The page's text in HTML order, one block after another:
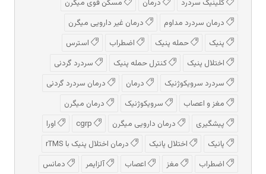
کلینیک سردرد
درمان
مسکن قوی میگرن
درمان سردرد مداوم
درمان غیر دارویی میگرن
پنیک
حمله پنیک اضطراب
استرس
اختلال پنیک
کنترل حمله پنیک
سردرد گردنی
سردرد سرویکوژنیک
درمان
درمان سردرد گردنی
مغز و اعصاب
سرویکوژنیک
درمان میگرن
پیشگیری
درمان دارویی میگرن
اورا
پانیک
اختلال پانیک
درمان اختلال پنیک با rTMS
اضطراب
مغز اعصاب آلزایمر
دمانس